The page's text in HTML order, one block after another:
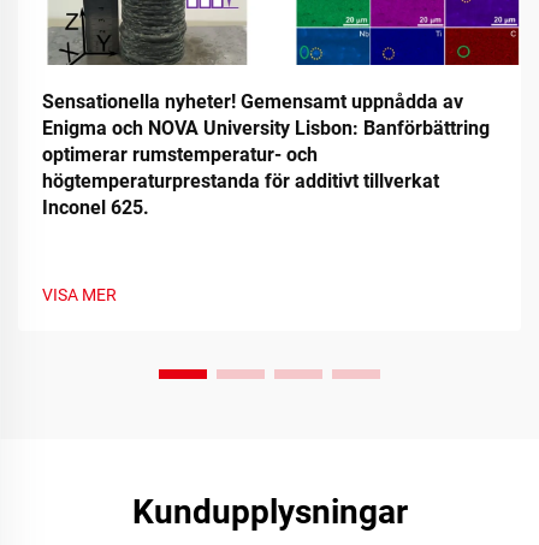
Sensationella nyheter! Gemensamt uppnådda av
Enigma och NOVA University Lisbon: Banförbättring
optimerar rumstemperatur- och
högtemperaturprestanda för additivt tillverkat
Inconel 625.
VISA MER
Kundupplysningar